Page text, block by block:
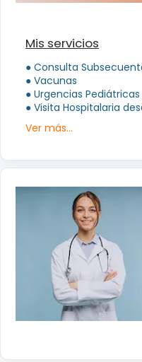
Mis servicios
● Consulta
● Vacunas
● Urgencias
● Visita Hospitalaria
Ver más...